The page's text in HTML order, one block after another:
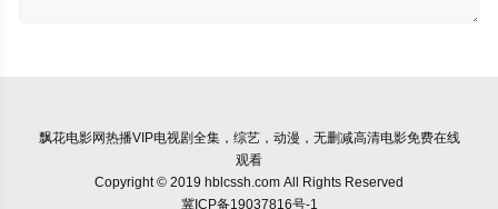
飘花电影网热播VIP电视剧全集，综艺，动漫，无删减高清电影免费在线
观看
Copyright © 2019 hblcssh.com All Rights Reserved
冀ICP备19037816号-1